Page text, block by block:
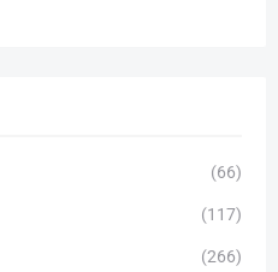
(66)
(117)
(266)